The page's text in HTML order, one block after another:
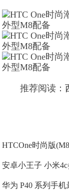
推荐阅读：
HTCOne时尚版
安卓小王子 小米
华为 P40 系列手